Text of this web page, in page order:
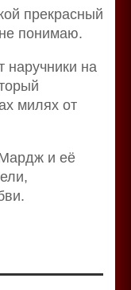
прекрасный
понимаю.
наручники на
милях от
и её